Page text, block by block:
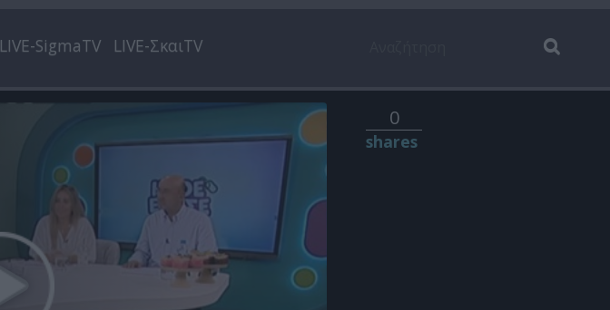
LIVE-SigmaTV LIVE-ΣκαιTV
0
shares